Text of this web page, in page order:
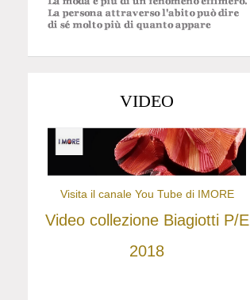
VIDEO
Visita il canale You Tube di IMORE
Video collezione Biagiotti P/E
2018